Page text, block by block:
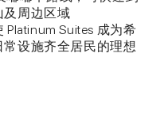
及周边区域
Suites 成为希
设施齐全居民的理想